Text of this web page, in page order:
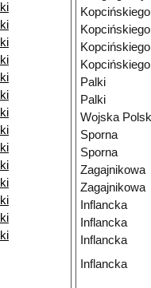
Kopcińskiego
Kopcińskiego
Kopcińskiego
Kopcińskiego
Palki
Palki
Wojska
Sporna
Sporna
Zagajnikowa
Zagajnikowa
Inflancka
Inflancka
Inflancka
Inflancka